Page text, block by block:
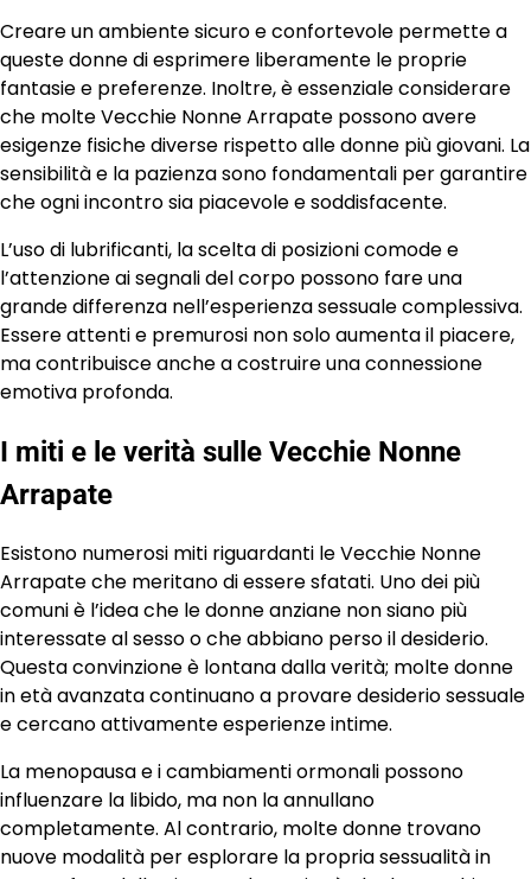
Creare un ambiente sicuro e confortevole permette a
queste donne di esprimere liberamente le proprie
fantasie e preferenze. Inoltre, è essenziale considerare
che molte Vecchie Nonne Arrapate possono avere
esigenze fisiche diverse rispetto alle donne più giovani. La
sensibilità e la pazienza sono fondamentali per garantire
che ogni incontro sia piacevole e soddisfacente.
L’uso di lubrificanti, la scelta di posizioni comode e
l’attenzione ai segnali del corpo possono fare una
grande differenza nell’esperienza sessuale complessiva.
Essere attenti e premurosi non solo aumenta il piacere,
ma contribuisce anche a costruire una connessione
emotiva profonda.
I miti e le verità sulle Vecchie Nonne
Arrapate
Esistono numerosi miti riguardanti le Vecchie Nonne
Arrapate che meritano di essere sfatati. Uno dei più
comuni è l’idea che le donne anziane non siano più
interessate al sesso o che abbiano perso il desiderio.
Questa convinzione è lontana dalla verità; molte donne
in età avanzata continuano a provare desiderio sessuale
e cercano attivamente esperienze intime.
La menopausa e i cambiamenti ormonali possono
influenzare la libido, ma non la annullano
completamente. Al contrario, molte donne trovano
nuove modalità per esplorare la propria sessualità in